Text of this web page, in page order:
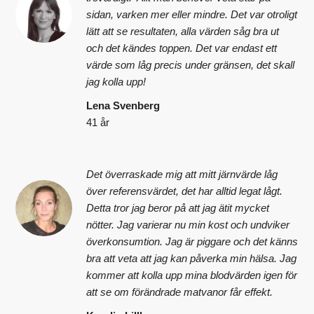
sidan, varken mer eller mindre. Det var otroligt
lätt att se resultaten, alla värden såg bra ut
och det kändes toppen. Det var endast ett
värde som låg precis under gränsen, det skall
jag kolla upp!
Lena Svenberg
41 år
Det överraskade mig att mitt järnvärde låg
över referensvärdet, det har alltid legat lågt.
Detta tror jag beror på att jag ätit mycket
nötter. Jag varierar nu min kost och undviker
överkonsumtion. Jag är piggare och det känns
bra att veta att jag kan påverka min hälsa. Jag
kommer att kolla upp mina blodvärden igen för
att se om förändrade matvanor får effekt.